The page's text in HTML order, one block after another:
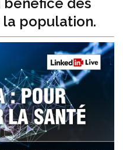
population.